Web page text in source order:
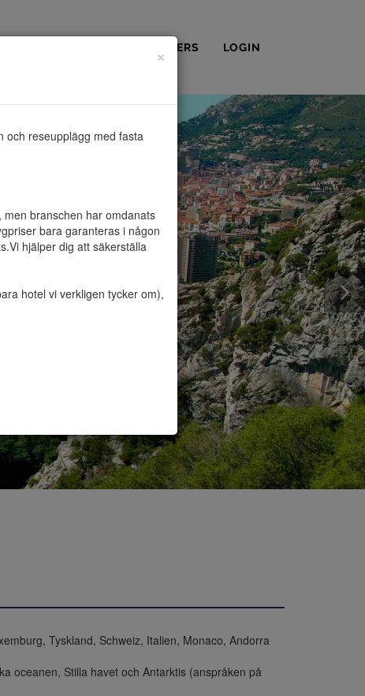
PARTNERS LOGIN
×
och reseupplägg med fasta
branschen har omdanats
bara garanteras i någon
hjälper dig att säkerställa
hotel vi verkligen tycker om),
Tyskland, Schweiz, Italien, Monaco, Andorra
oceanen, Stilla havet och Antarktis (anspråken på